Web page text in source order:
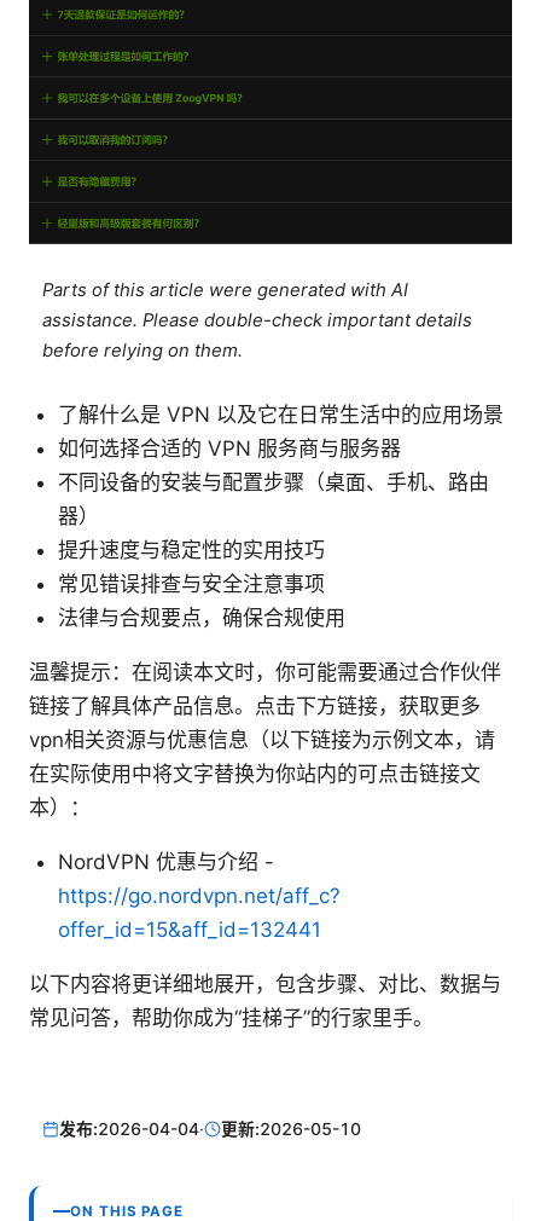
Parts of this article were generated with AI
assistance. Please double-check important details
before relying on them.
了解什么是 VPN 以及它在日常生活中的应用场景
如何选择合适的 VPN 服务商与服务器
不同设备的安装与配置步骤（桌面、手机、路由
器）
提升速度与稳定性的实用技巧
常见错误排查与安全注意事项
法律与合规要点，确保合规使用
温馨提示：在阅读本文时，你可能需要通过合作伙伴
链接了解具体产品信息。点击下方链接，获取更多
vpn相关资源与优惠信息（以下链接为示例文本，请
在实际使用中将文字替换为你站内的可点击链接文
本）：
NordVPN 优惠与介绍 -
https://go.nordvpn.net/aff_c?
offer_id=15&aff_id=132441
以下内容将更详细地展开，包含步骤、对比、数据与
常见问答，帮助你成为“挂梯子”的行家里手。
发布:2026-04-04· 更新:2026-05-10
ON THIS PAGE